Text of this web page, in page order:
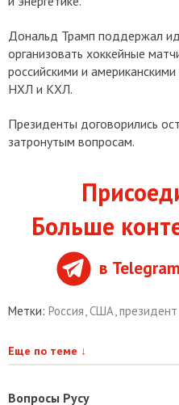
Дональд Трамп поддержал
организовать хоккейные
российскими и
НХЛ и КХЛ.
Президенты договорились
затронутым вопросам.
Больше
в Telegram
Метки: Россия,США,
Еще по теме ↓
Вопросы Русу